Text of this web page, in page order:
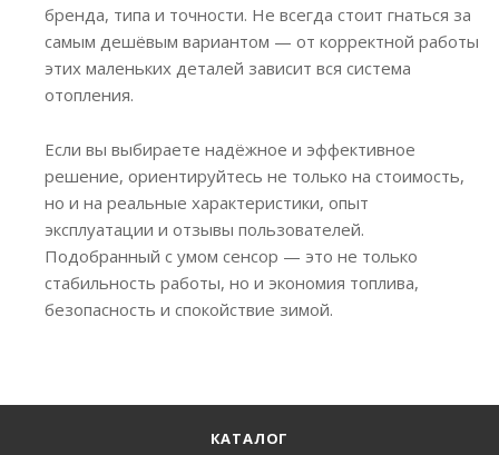
бренда, типа и точности. Не всегда стоит гнаться за
самым дешёвым вариантом — от корректной работы
этих маленьких деталей зависит вся система
отопления.
Если вы выбираете надёжное и эффективное
решение, ориентируйтесь не только на стоимость,
но и на реальные характеристики, опыт
эксплуатации и отзывы пользователей.
Подобранный с умом сенсор — это не только
стабильность работы, но и экономия топлива,
безопасность и спокойствие зимой.
КАТАЛОГ